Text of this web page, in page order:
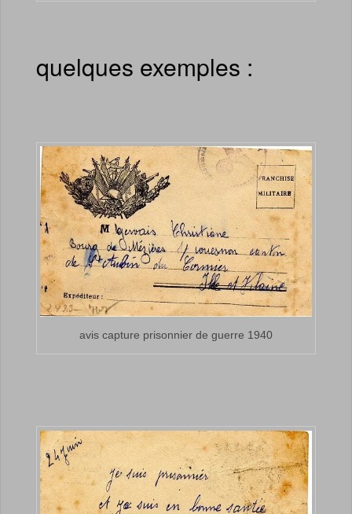
quelques exemples :
avis capture prisonnier de guerre 1940